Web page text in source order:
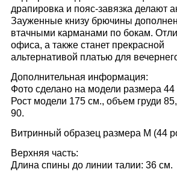
драпировка и пояс-завязка делают
Зауженные книзу брючины
втачными карманами по бокам.
офиса, а также станет прекрасной
альтернативой платью для
Дополнительная информация:
Фото сделано на модели размера 44
Рост модели 175 см., объем груди
90.
Витринный образец размера M (44
Верхняя часть:
Длина спины до линии талии: 36 см.